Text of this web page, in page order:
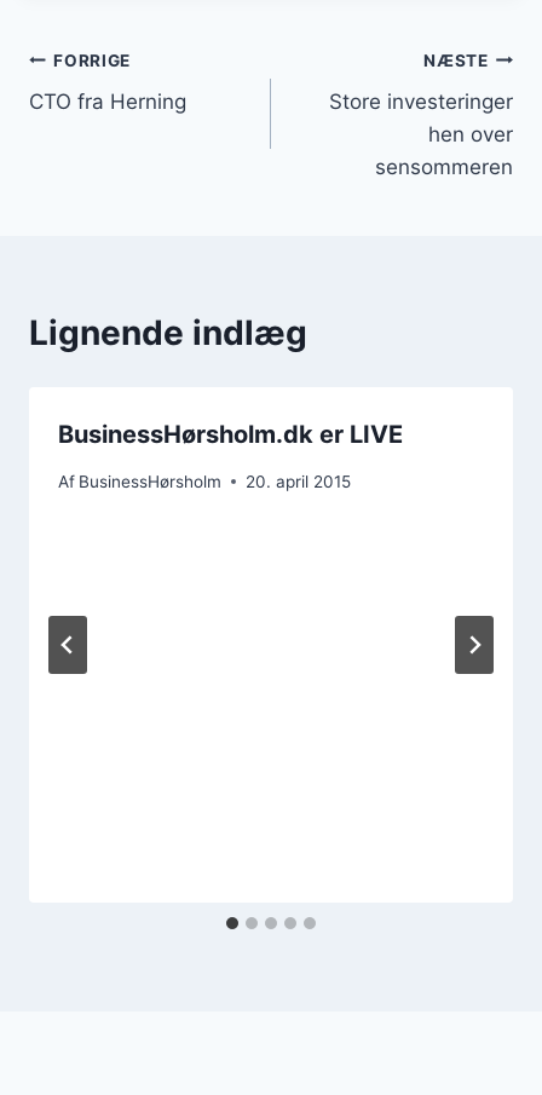
Indlægsnavigation
FORRIGE
CTO fra Herning
NÆSTE
Store investeringer
hen over
sensommeren
Lignende indlæg
BusinessHørsholm.dk er LIVE
Af BusinessHørsholm 20. april 2015